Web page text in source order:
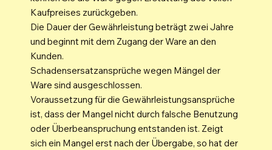
Kaufpreises zurückgeben.
Die Dauer der Gewährleistung beträgt zwei Jahre
und beginnt mit dem Zugang der Ware an den
Kunden.
Schadensersatzansprüche wegen Mängel der
Ware sind ausgeschlossen.
Voraussetzung für die Gewährleistungsansprüche
ist, dass der Mangel nicht durch falsche Benutzung
oder Überbeanspruchung entstanden ist. Zeigt
sich ein Mangel erst nach der Übergabe, so hat der